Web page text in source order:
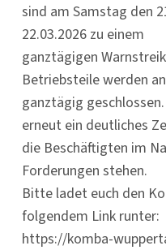
sind am Samstag den
22.03.2026 zu einem
ganztägigen
Betriebsteile werden
ganztägig
erneut ein deutliches
die Beschäftigten im
Forderungen stehen.
Bitte ladet euch den
folgendem Link runter:
https://komba-